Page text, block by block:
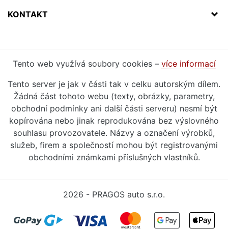
KONTAKT
Tento web využívá soubory cookies – více informací
Tento server je jak v části tak v celku autorským dílem.
Žádná část tohoto webu (texty, obrázky, parametry,
obchodní podmínky ani další části serveru) nesmí být
kopírována nebo jinak reprodukována bez výslovného
souhlasu provozovatele. Názvy a označení výrobků,
služeb, firem a společností mohou být registrovanými
obchodními známkami příslušných vlastníků.
2026 - PRAGOS auto s.r.o.